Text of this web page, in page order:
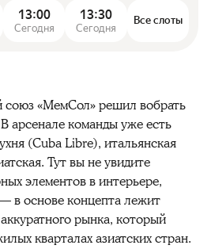
13:00
Сегодня
13:30
Сегодня
Все слоты
союз «МемСол» решил вобрать
арсенале команды уже есть
(Cuba Libre), итальянская
Тут вы не увидите
элементов в интерьере,
в основе концепта лежит
рынка, который
кварталах азиатских стран.